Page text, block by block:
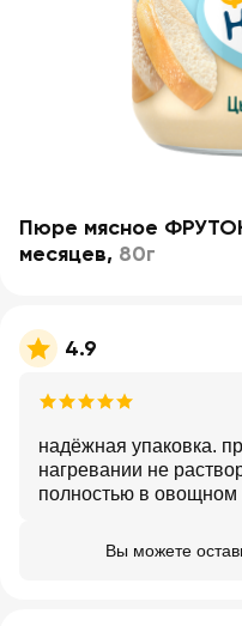
Пюре мясное
месяцев, 80г
4.9
надёжная упаковка.
нагревании не
полностью в овощном
Вы можете